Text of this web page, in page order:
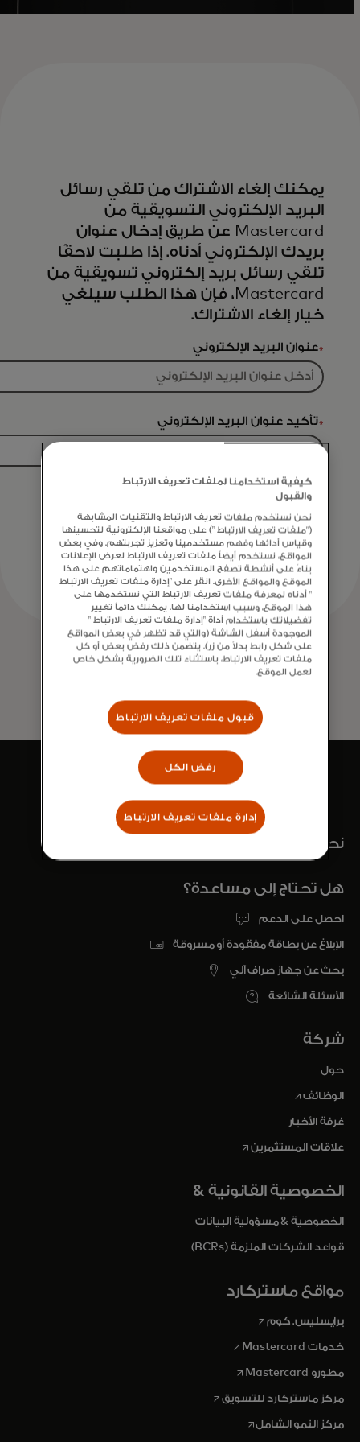
يمكنك إلغاء الاشتراك من تلقي رسائل
البريد الإلكتروني التسويقية من
Mastercard عن طريق إدخال عنوان
بريدك الإلكتروني أدناه. إذا طلبت لاحقًا
تلقي رسائل بريد إلكتروني تسويقية من
Mastercard، فإن هذا الطلب سيلغي
خيار إلغاء الاشتراك.
*عنوان البريد الإلكتروني
*تأكيد عنوان البريد الإلكتروني
إلغاء الاشتراك
الصفحة الرئيسية
نحن دائمًا هنا عندما تحتاج إلينا
هل تحتاج إلى مساعدة؟
احصل على الدعم
الإبلاغ عن بطاقة مفقودة أو مسروقة
بحث عن جهاز صراف آلي
الأسئلة الشائعة
شركة
حول
الوظائفopens in a new tab
غرفة الأخبار
علاقات المستثمرينopens in a new tab
الخصوصية القانونية &
الخصوصية & مسؤولية البيانات
قواعد الشركات الملزمة (BCRs)
مواقع ماستركارد
برايسليس. كومopens in a new tab
خدمات Mastercard opens in a new tab
مطورو Mastercard opens in a new tab
مركز ماستركارد للتسويقopens in a new tab
مركز النمو الشاملopens in a new tab
كيفية استخدامنا لملفات تعريف الارتباط
والقبول
نحن نستخدم ملفات تعريف الارتباط والتقنيات المشابهة
("ملفات تعريف الارتباط ") على مواقعنا الإلكترونية لتحسينها
وقياس أدائها وفهم مستخدمينا وتعزيز تجربتهم. وفي بعض
المواقع، نستخدم أيضاً ملفات تعريف الارتباط لعرض الإعلانات
بناءً على أنشطة تصفح المستخدمين واهتماماتهم على هذا
الموقع والمواقع الأخرى. انقر على "إدارة ملفات تعريف الارتباط
" أدناه لمعرفة ملفات تعريف الارتباط التي نستخدمها على
هذا الموقع، وسبب استخدامنا لها. يمكنك دائماً تغيير
تفضيلاتك باستخدام أداة "إدارة ملفات تعريف الارتباط "
الموجودة أسفل الشاشة (والتي قد تظهر في بعض المواقع
على شكل رابط بدلاً من زر). يتضمن ذلك رفض بعض أو كل
ملفات تعريف الارتباط، باستثناء تلك الضرورية بشكل خاص
لعمل الموقع.
قبول ملفات تعريف الارتباط
رفض الكل
إدارة ملفات تعريف الارتباط